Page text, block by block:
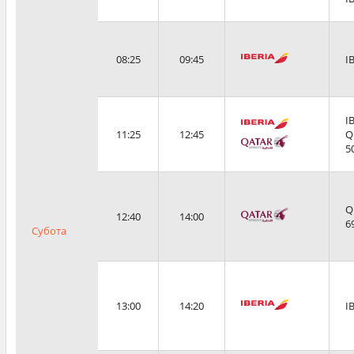
Субота
08:25 09:45
11:25 12:45
12:40 14:00
13:00 14:20